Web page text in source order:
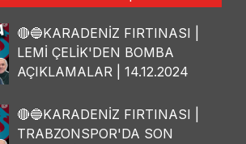
🔴🔵KARADENİZ FIRTINASI |
LEMİ ÇELİK'DEN BOMBA
AÇIKLAMALAR | 14.12.2024
🔴🔵KARADENİZ FIRTINASI |
TRABZONSPOR'DA SON